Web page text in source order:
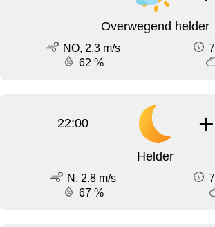
Overwegend helder
NO, 2.3 m/s
62 %
22:00
Helder
N, 2.8 m/s
67 %